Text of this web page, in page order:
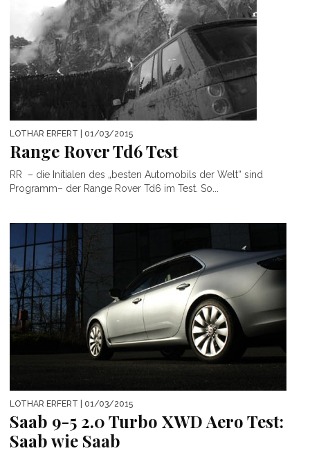
LOTHAR ERFERT | 01/03/2015
Range Rover Td6 Test
RR – die Initialen des „besten Automobils der Welt“ sind
Programm– der Range Rover Td6 im Test. So...
LOTHAR ERFERT | 01/03/2015
Saab 9-5 2.0 Turbo XWD Aero Test:
Saab wie Saab